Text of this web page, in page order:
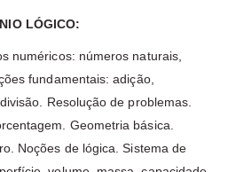
LÓGICO:
numéricos: números naturais,
fundamentais: adição,
Resolução de problemas.
Geometria básica.
Noções de lógica. Sistema de